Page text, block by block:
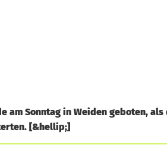
am Sonntag in Weiden geboten, als
[&hellip;]